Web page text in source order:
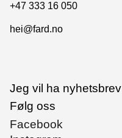
+47 333 16 050
hei@fard.no
Jeg vil ha nyhetsbrev
Følg oss
Facebook